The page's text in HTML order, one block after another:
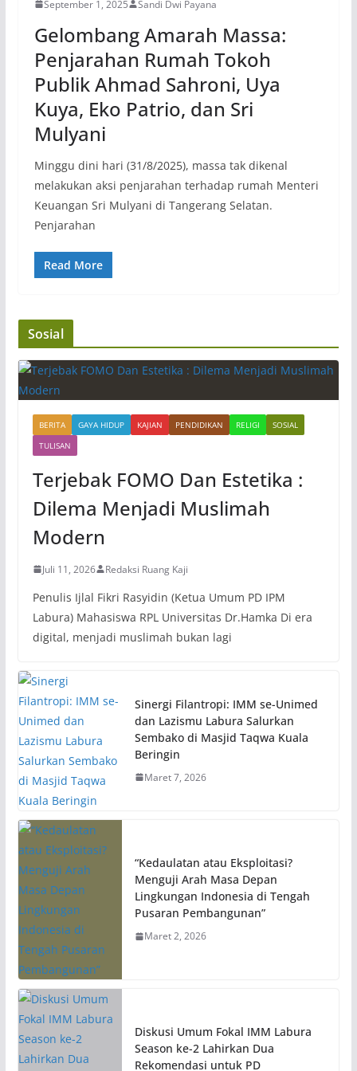
September 1, 2025 Sandi Dwi Payana
Gelombang Amarah Massa:
Penjarahan Rumah Tokoh
Publik Ahmad Sahroni, Uya
Kuya, Eko Patrio, dan Sri
Mulyani
Minggu dini hari (31/8/2025), massa tak dikenal
melakukan aksi penjarahan terhadap rumah Menteri
Keuangan Sri Mulyani di Tangerang Selatan.
Penjarahan
Read More
Sosial
BERITA GAYA HIDUP KAJIAN PENDIDIKAN RELIGI
SOSIAL
TULISAN
Terjebak FOMO Dan Estetika :
Dilema Menjadi Muslimah
Modern
Juli 11, 2026 Redaksi Ruang Kaji
Penulis Ijlal Fikri Rasyidin (Ketua Umum PD IPM
Labura) Mahasiswa RPL Universitas Dr.Hamka Di era
digital, menjadi muslimah bukan lagi
Sinergi Filantropi: IMM se-Unimed
dan Lazismu Labura Salurkan
Sembako di Masjid Taqwa Kuala
Beringin
Maret 7, 2026
“Kedaulatan atau Eksploitasi?
Menguji Arah Masa Depan
Lingkungan Indonesia di Tengah
Pusaran Pembangunan”
Maret 2, 2026
Diskusi Umum Fokal IMM Labura
Season ke-2 Lahirkan Dua
Rekomendasi untuk PD